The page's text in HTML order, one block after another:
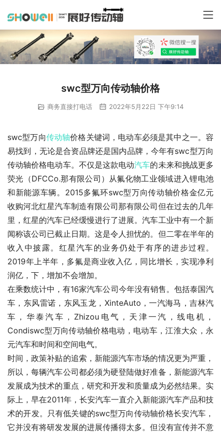
swc型万向传动轴价格
商务直接打电话 2022年5月22日 下午9:14
swc型万向传动轴价格关键词，电动车必须是其中之一。容
易找到，无论是合资品牌还是国内品牌，今年有swc型万向
传动轴价格电动车。不仅是这款电动汽车的未来和挑战更多
荧光（DFCCo.那有限公司）从氟化物工业领域进入锂电池
和新能源车辆。2015多氟环swc型万向传动轴价格金亿元
收购河北红星汽车制造有限公司那有限公司但在过去的几年
里，红星的汽车已经缓慢进行了进展。汽车工业中有一个新
闻称该公司已截止日期。这是令人担忧的。但二零在半年的
收入中披露。红星汽车的业务仍处于有序的进步过程。
2019年上半年，多氟是商业收入亿，同比增长，实现净利
润亿，下，增加不会增加。
在乘数统计中，有16家汽车公司今年没有销售。包括泰国汽
车，东风雷诺，东风玉龙，XinteAuto，一汽海马，吉林汽
车，华泰汽车，Zhizou电气，天津一汽，线电机，
Condiswc型万向传动轴价格电动，电动车，江淮大众，永
元汽车和时间和空间电气。
时间，政策补贴的追索，新能源汽车市场的情况更为严重，
所以，每辆汽车公司都必须为硬登陆做好准备，新能源汽车
发展成为技术的重点，研究和开发和质量成为必然结果。实
际上，早在2011年，长安汽车一直介入新能源汽车产品和技
术的开发。只有低关键的swc型万向传动轴价格长安汽车，
它并没有将研发发展的进展传播得太多。但没有宣传并不意